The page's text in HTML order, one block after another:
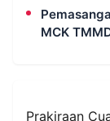
MCK
Prakiraan